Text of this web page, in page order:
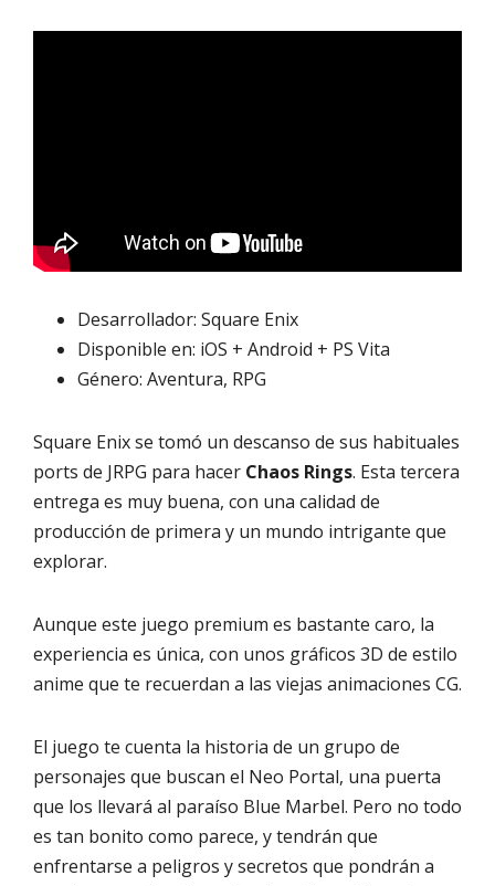
Desarrollador: Square Enix
Disponible en: iOS + Android + PS Vita
Género: Aventura, RPG
Square Enix se tomó un descanso de sus habituales
ports de JRPG para hacer Chaos Rings. Esta tercera
entrega es muy buena, con una calidad de
producción de primera y un mundo intrigante que
explorar.
Aunque este juego premium es bastante caro, la
experiencia es única, con unos gráficos 3D de estilo
anime que te recuerdan a las viejas animaciones CG.
El juego te cuenta la historia de un grupo de
personajes que buscan el Neo Portal, una puerta
que los llevará al paraíso Blue Marbel. Pero no todo
es tan bonito como parece, y tendrán que
enfrentarse a peligros y secretos que pondrán a